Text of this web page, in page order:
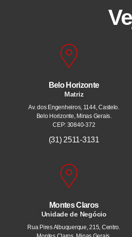
Belo Horizonte
Matriz
Av. dos Engenheiros, 1144, Castelo.
Belo Horizonte, Minas Gerais.
CEP: 30840-372
(31) 2511-3131
Montes Claros
Unidade de Negócio
Rua Pires Albuquerque, 215, Centro.